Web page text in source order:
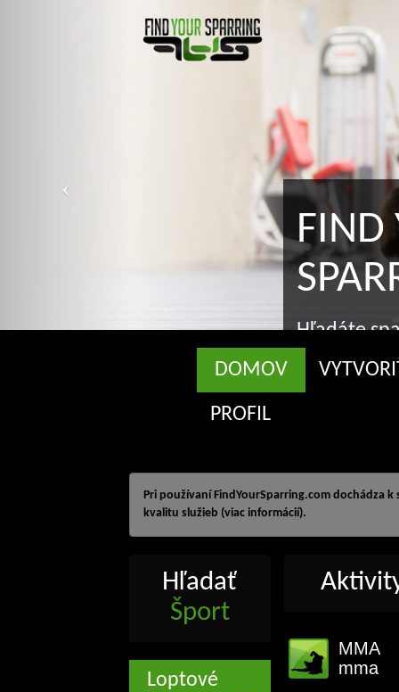
FIND
Hľadáte
správnom
DOMOV
PROFIL
Pri používaní FindYourSparring.com dochádza
kvalitu služieb (viac informácií).
Hľadať
Šport
Loptové
MMA
mma